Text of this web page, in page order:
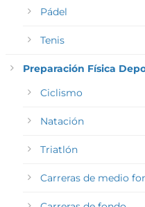
Pádel
Tenis
Preparación Física
Ciclismo
Natación
Triatlón
Carreras de medio